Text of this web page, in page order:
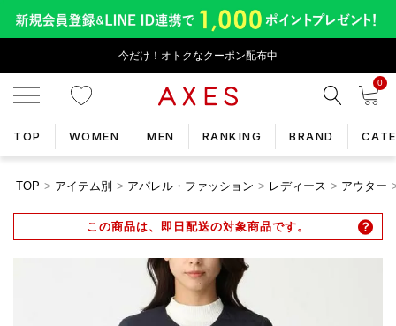
今だけ！オトクなクーポン配布中
0
TOP WOMEN MEN RANKING BRAND
TOP アイテム別 アパレル・ファッション レディース アウター
この商品は、即日配送の対象商品です。